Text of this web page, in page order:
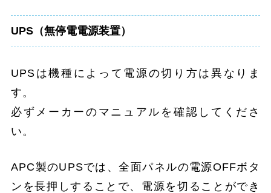
UPS（無停電電源装置）
UPSは機種によって電源の切り方は異なりま
す。
必ずメーカーのマニュアルを確認してくださ
い。
APC製のUPSでは、全面パネルの電源OFFボタ
ンを長押しすることで、電源を切ることができ